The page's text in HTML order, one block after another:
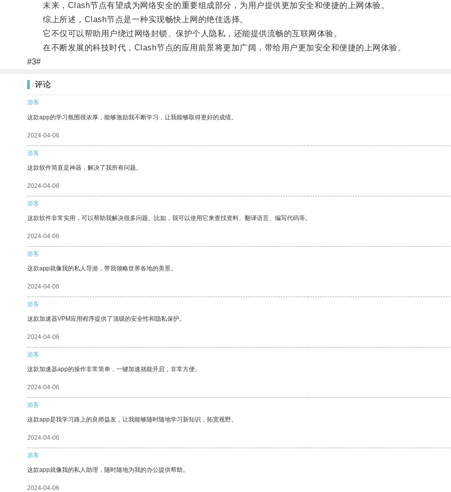
未来，Clash节点有望成为网络安全的重要组成部分，为用户提供更加安全和便捷的上网体验。
综上所述，Clash节点是一种实现畅快上网的绝佳选择。
它不仅可以帮助用户绕过网络封锁、保护个人隐私，还能提供流畅的互联网体验。
在不断发展的科技时代，Clash节点的应用前景将更加广阔，带给用户更加安全和便捷的上网体验。
#3#
评论
游客
这款app的学习氛围很浓厚，能够激励我不断学习，让我能够取得更好的成绩。
2024-04-06
游客
这款软件简直是神器，解决了我所有问题。
2024-04-06
游客
这款软件非常实用，可以帮助我解决很多问题。比如，我可以使用它来查找资料、翻译语言、编写代码等。
2024-04-06
游客
这款app就像我的私人导游，带我领略世界各地的美景。
2024-04-06
游客
这款加速器VPM应用程序提供了顶级的安全性和隐私保护。
2024-04-06
游客
这款加速器app的操作非常简单，一键加速就能开启，非常方便。
2024-04-06
游客
这款app是我学习路上的良师益友，让我能够随时随地学习新知识，拓宽视野。
2024-04-06
游客
这款app就像我的私人助理，随时随地为我的办公提供帮助。
2024-04-06